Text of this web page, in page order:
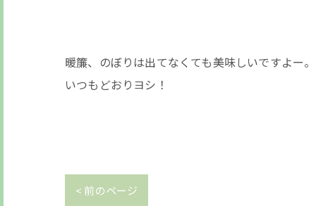
暖簾、のぼりは出てなくても美味しいですよー。
いつもどおりヨシ！
< 前のページ